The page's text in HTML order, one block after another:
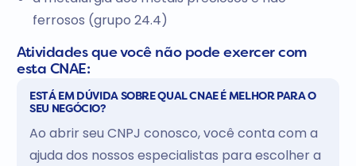
ferrosos (grupo 24.4)
Atividades que você não pode exercer com
esta CNAE:
ESTÁ EM DÚVIDA SOBRE QUAL CNAE É MELHOR PARA O
SEU NEGÓCIO?
Ao abrir seu CNPJ conosco, você conta com a
ajuda dos nossos especialistas para escolher a